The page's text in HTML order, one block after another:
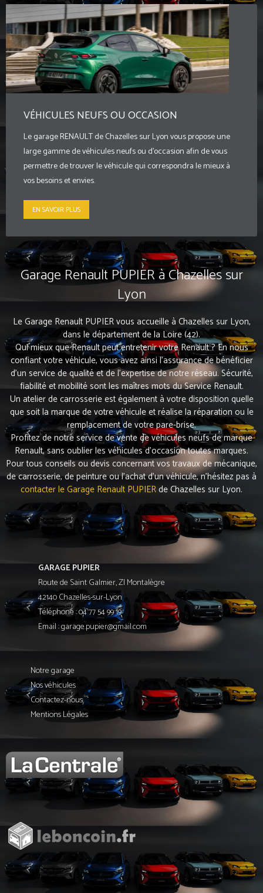
VÉHICULES NEUFS OU OCCASION
Le garage RENAULT de Chazelles sur Lyon vous propose une
large gamme de véhicules neufs ou d'occasion afin de vous
permettre de trouver le véhicule qui correspondra le mieux à
vos besoins et envies.
EN SAVOIR PLUS
Garage Renault PUPIER à Chazelles sur
Lyon
Le Garage Renault PUPIER vous accueille à Chazelles sur Lyon,
dans le département de la Loire (42).
Qui mieux que Renault peut entretenir votre Renault ? En nous
confiant votre véhicule, vous avez ainsi l’assurance de bénéficier
d’un service de qualité et de l’expertise de notre réseau. Sécurité,
fiabilité et mobilité sont les maîtres mots du Service Renault.
Un atelier de carrosserie est également à votre disposition quelle
que soit la marque de votre véhicule et réalise la réparation ou le
remplacement de votre pare-brise.
Profitez de notre service de vente de véhicules neufs de marque
Renault, sans oublier les véhicules d’occasion toutes marques.
Pour tous conseils ou devis concernant vos travaux de mécanique,
de carrosserie, de peinture ou l’achat d’un véhicule, n’hésitez pas à
contacter le Garage Renault PUPIERde Chazelles sur Lyon.
GARAGE PUPIER
Route de Saint Galmier, ZI Montalègre
42140 Chazelles-sur-Lyon
Téléphone : 04 77 54 99 19
Email : garage.pupier@gmail.com
Notre garage
Nos véhicules
Contactez-nous
Mentions Légales